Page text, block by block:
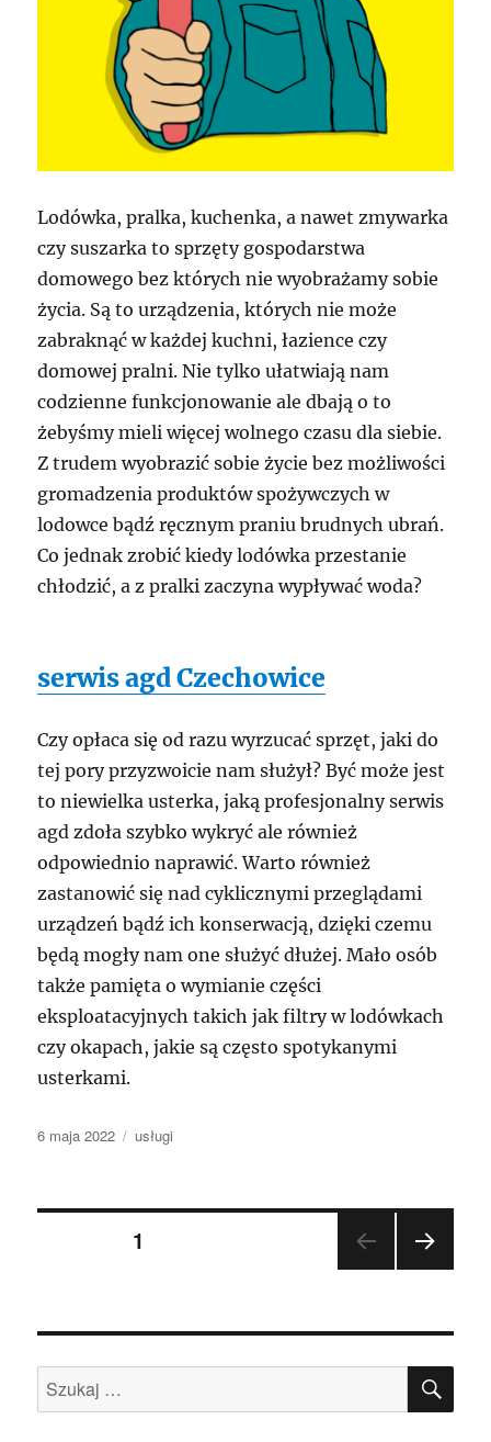
Lodówka, pralka, kuchenka, a nawet zmywarka
czy suszarka to sprzęty gospodarstwa
domowego bez których nie wyobrażamy sobie
życia. Są to urządzenia, których nie może
zabraknąć w każdej kuchni, łazience czy
domowej pralni. Nie tylko ułatwiają nam
codzienne funkcjonowanie ale dbają o to
żebyśmy mieli więcej wolnego czasu dla siebie.
Z trudem wyobrazić sobie życie bez możliwości
gromadzenia produktów spożywczych w
lodowce bądź ręcznym praniu brudnych ubrań.
Co jednak zrobić kiedy lodówka przestanie
chłodzić, a z pralki zaczyna wypływać woda?
serwis agd Czechowice
Czy opłaca się od razu wyrzucać sprzęt, jaki do
tej pory przyzwoicie nam służył? Być może jest
to niewielka usterka, jaką profesjonalny serwis
agd zdoła szybko wykryć ale również
odpowiednio naprawić. Warto również
zastanowić się nad cyklicznymi przeglądami
urządzeń bądź ich konserwacją, dzięki czemu
będą mogły nam one służyć dłużej. Mało osób
także pamięta o wymianie części
eksploatacyjnych takich jak filtry w lodówkach
czy okapach, jakie są często spotykanymi
usterkami.
Data
6 maja 2022 Kategorie
usługi
Nawigacja
wpisach
STRONA1
STR
ONA
Szukaj: